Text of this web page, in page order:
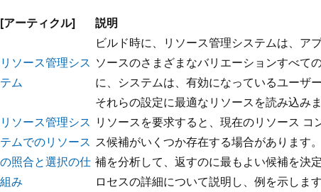
[アーティクル]
説明
リソース管理シス
テム
ビルド時に、リソース管理システムは、ア
ソースのさまざまなバリエーションすべて
に、システムは、有効になっているユーザ
それらの設定に最適なリソースを読み込みま
リソース管理シス
テムでのリソース
の照合と選択の仕
組み
リソースを要求すると、現在のリソース
ス候補がいくつか存在する場合があります
補を分析して、返すのに最もよい候補を決
ロセスの詳細について説明し、例を示します